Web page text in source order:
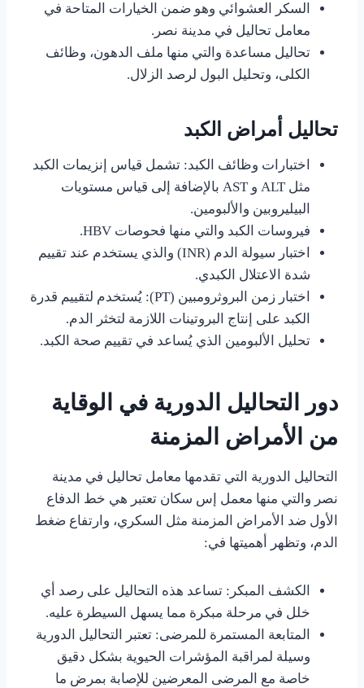
السكر العشوائي وهو ضمن الخيارات المتاحة في
معامل تحاليل في مدينة نصر.
تحاليل مساعدة والتي منها ملف الدهون، وظائف
الكلى، وتحليل البول لرصد الزلال.
تحاليل أمراض الكبد
اختبارات وظائف الكبد: تشمل قياس إنزيمات الكبد
مثل ALT و AST بالإضافة إلى قياس مستويات
البيليروبين والألبومين.
فيروسات الكبد والتي منها فحوصات HBV.
اختبار سيولة الدم (INR) والذي يستخدم عند تقييم
شدة الاعتلال الكبدي.
اختبار زمن البروثرومبين (PT): يُستخدم لتقييم قدرة
الكبد على إنتاج البروتينات اللازمة لتخثر الدم.
تحليل الألبومين الذي يُساعد في تقييم صحة الكبد.
دور التحاليل الدورية في الوقاية
من الأمراض المزمنة
التحاليل الدورية التي تقدمها معامل تحاليل في مدينة
نصر والتي منها معمل إس سكان تعتبر هي خط الدفاع
الأول ضد الأمراض المزمنة مثل السكري، وارتفاع ضغط
الدم، وتظهر أهميتها في:
الكشف المبكر: تساعد هذه التحاليل على رصد أي
خلل في مرحلة مبكرة مما يسهل السيطرة عليه.
المتابعة المستمرة للمرضى: تعتبر التحاليل الدورية
وسيلة لمراقبة المؤشرات الحيوية بشكل دقيق
خاصة مع المرضى المعرضين للإصابة بمرض ما